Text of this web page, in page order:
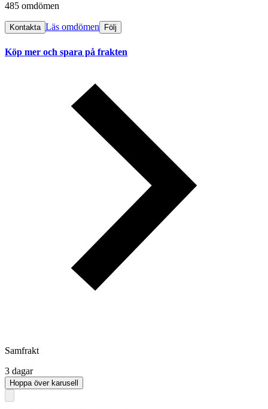
485 omdömen
Kontakta Läs omdömen Följ
Köp mer och spara på frakten
Samfrakt
3 dagar
Hoppa över karusell